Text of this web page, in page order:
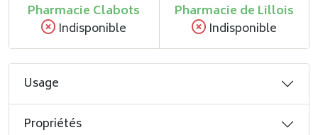
Pharmacie Clabots
Indisponible
Pharmacie de Lillois
Indisponible
Usage
Propriétés